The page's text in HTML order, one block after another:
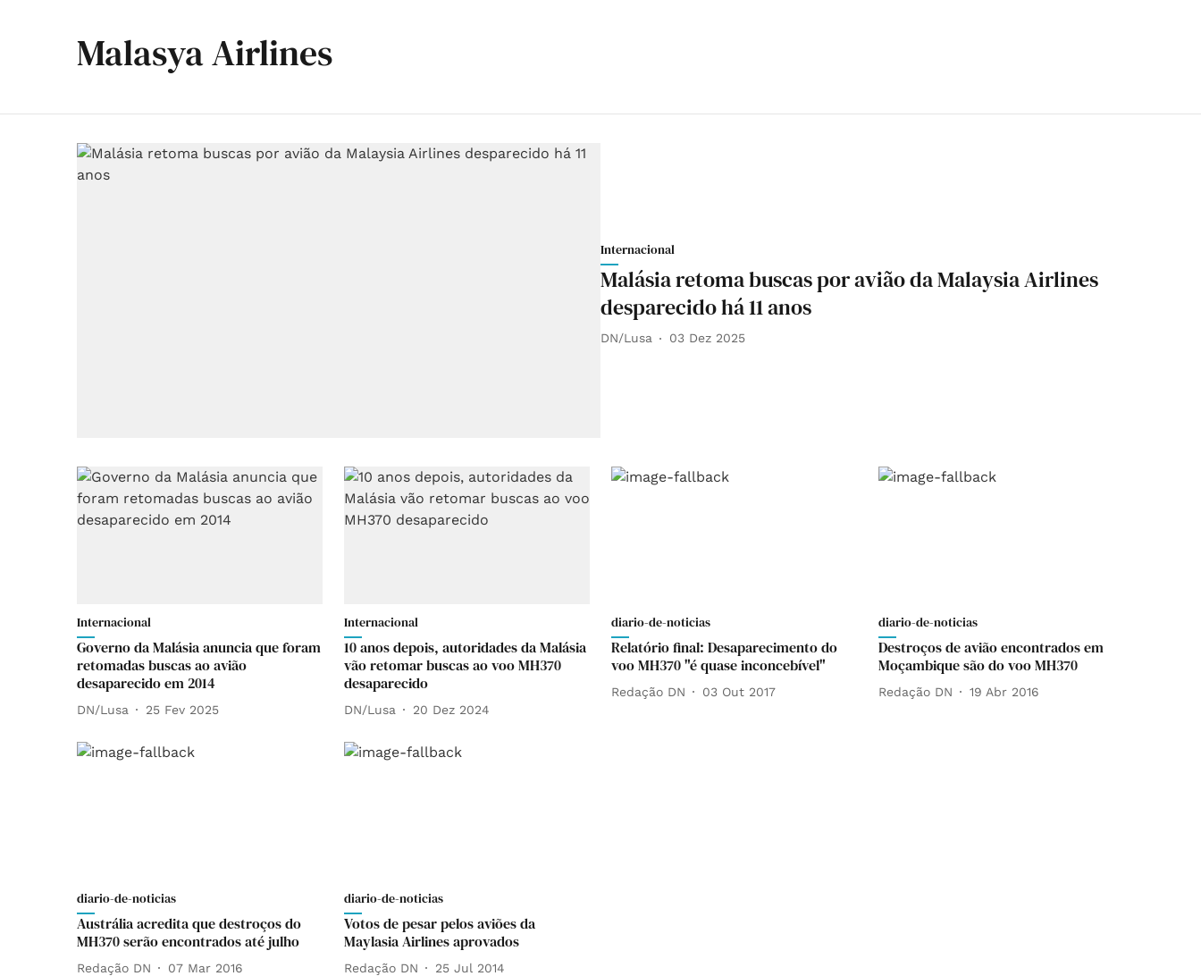
Malasya Airlines
Internacional
Malásia retoma buscas por avião da Malaysia Airlines
desparecido há 11 anos
DN/Lusa 03 Dez 2025
Internacional
Governo da Malásia anuncia que foram
retomadas buscas ao avião
desaparecido em 2014
DN/Lusa 25 Fev 2025
Internacional
10 anos depois, autoridades da Malásia
vão retomar buscas ao voo MH370
desaparecido
DN/Lusa 20 Dez 2024
diario-de-noticias
Relatório final: Desaparecimento do
voo MH370 "é quase inconcebível"
Redação DN 03 Out 2017
diario-de-noticias
Destroços de avião encontrados em
Moçambique são do voo MH370
Redação DN 19 Abr 2016
diario-de-noticias
Austrália acredita que destroços do
MH370 serão encontrados até julho
Redação DN 07 Mar 2016
diario-de-noticias
Votos de pesar pelos aviões da
Maylasia Airlines aprovados
Redação DN 25 Jul 2014